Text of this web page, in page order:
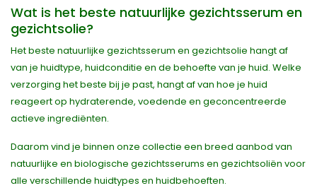
Wat is het beste natuurlijke gezichtsserum en
gezichtsolie?
Het beste natuurlijke gezichtsserum en gezichtsolie hangt af
van je huidtype, huidconditie en de behoefte van je huid. Welke
verzorging het beste bij je past, hangt af van hoe je huid
reageert op hydraterende, voedende en geconcentreerde
actieve ingrediënten.
Daarom vind je binnen onze collectie een breed aanbod van
natuurlijke en biologische gezichtsserums en gezichtsoliën voor
alle verschillende huidtypes en huidbehoeften.